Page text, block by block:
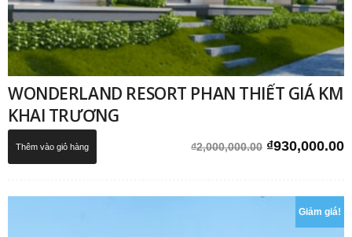
WONDERLAND RESORT PHAN THIẾT GIÁ KM
KHAI TRƯƠNG
₫2,000,000.00 Giá
₫930,000.00
Thêm vào giỏ hàng
Giảm giá!